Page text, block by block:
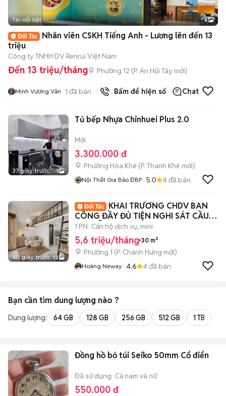
+2
Tin nổi bật 6
Nhân viên CSKH Tiếng Anh - Lương lên đến 13
triệu
Công ty TNHH DV Renrui Việt Nam
Đến 13 triệu/tháng Phường 12 (P. An Hội Tây mới)
Minh Vương Văn 1 đã bán Bấm để hiện số Chat
37 giây trước 1
Tủ bếp Nhựa Chinhuei Plus 2.0
Mới
3.300.000 đ
Phường Hòa Khê (P. Thanh Khê mới)
Nội Thất Gia Bảo ĐBP 5.0 4đã bán
40 giây trước 12
KHAI TRƯƠNG CHDV BAN
CÔNG ĐẦY ĐỦ TIỆN NGHI SÁT CẦU
NGUYỄN VĂN CỪ
1 PN Căn hộ dịch vụ, mini
5,6 triệu/tháng 30 m²
Phường 1 (P. Chánh Hưng mới)
Hoàng Neway 4.6 4đã bán
Bạn cần tìm dung lượng nào ?
Dung lượng: 64 GB 128 GB 256 GB 512 GB 1 TB
Đồng hồ bỏ túi Seiko 50mm Cổ điển
Đã sử dụng Cả nam và nữ
550.000 đ